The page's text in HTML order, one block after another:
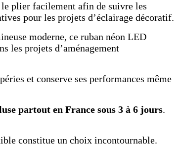
plier facilement afin de suivre les
pour les projets d’éclairage décoratif.
moderne, ce ruban néon LED
les projets d’aménagement
et conserve ses performances même
partout en France sous 3 à 6 jours.
constitue un choix incontournable.